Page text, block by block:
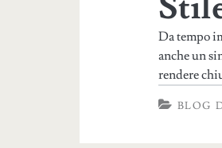
Da tempo
anche un
rendere
BLOG